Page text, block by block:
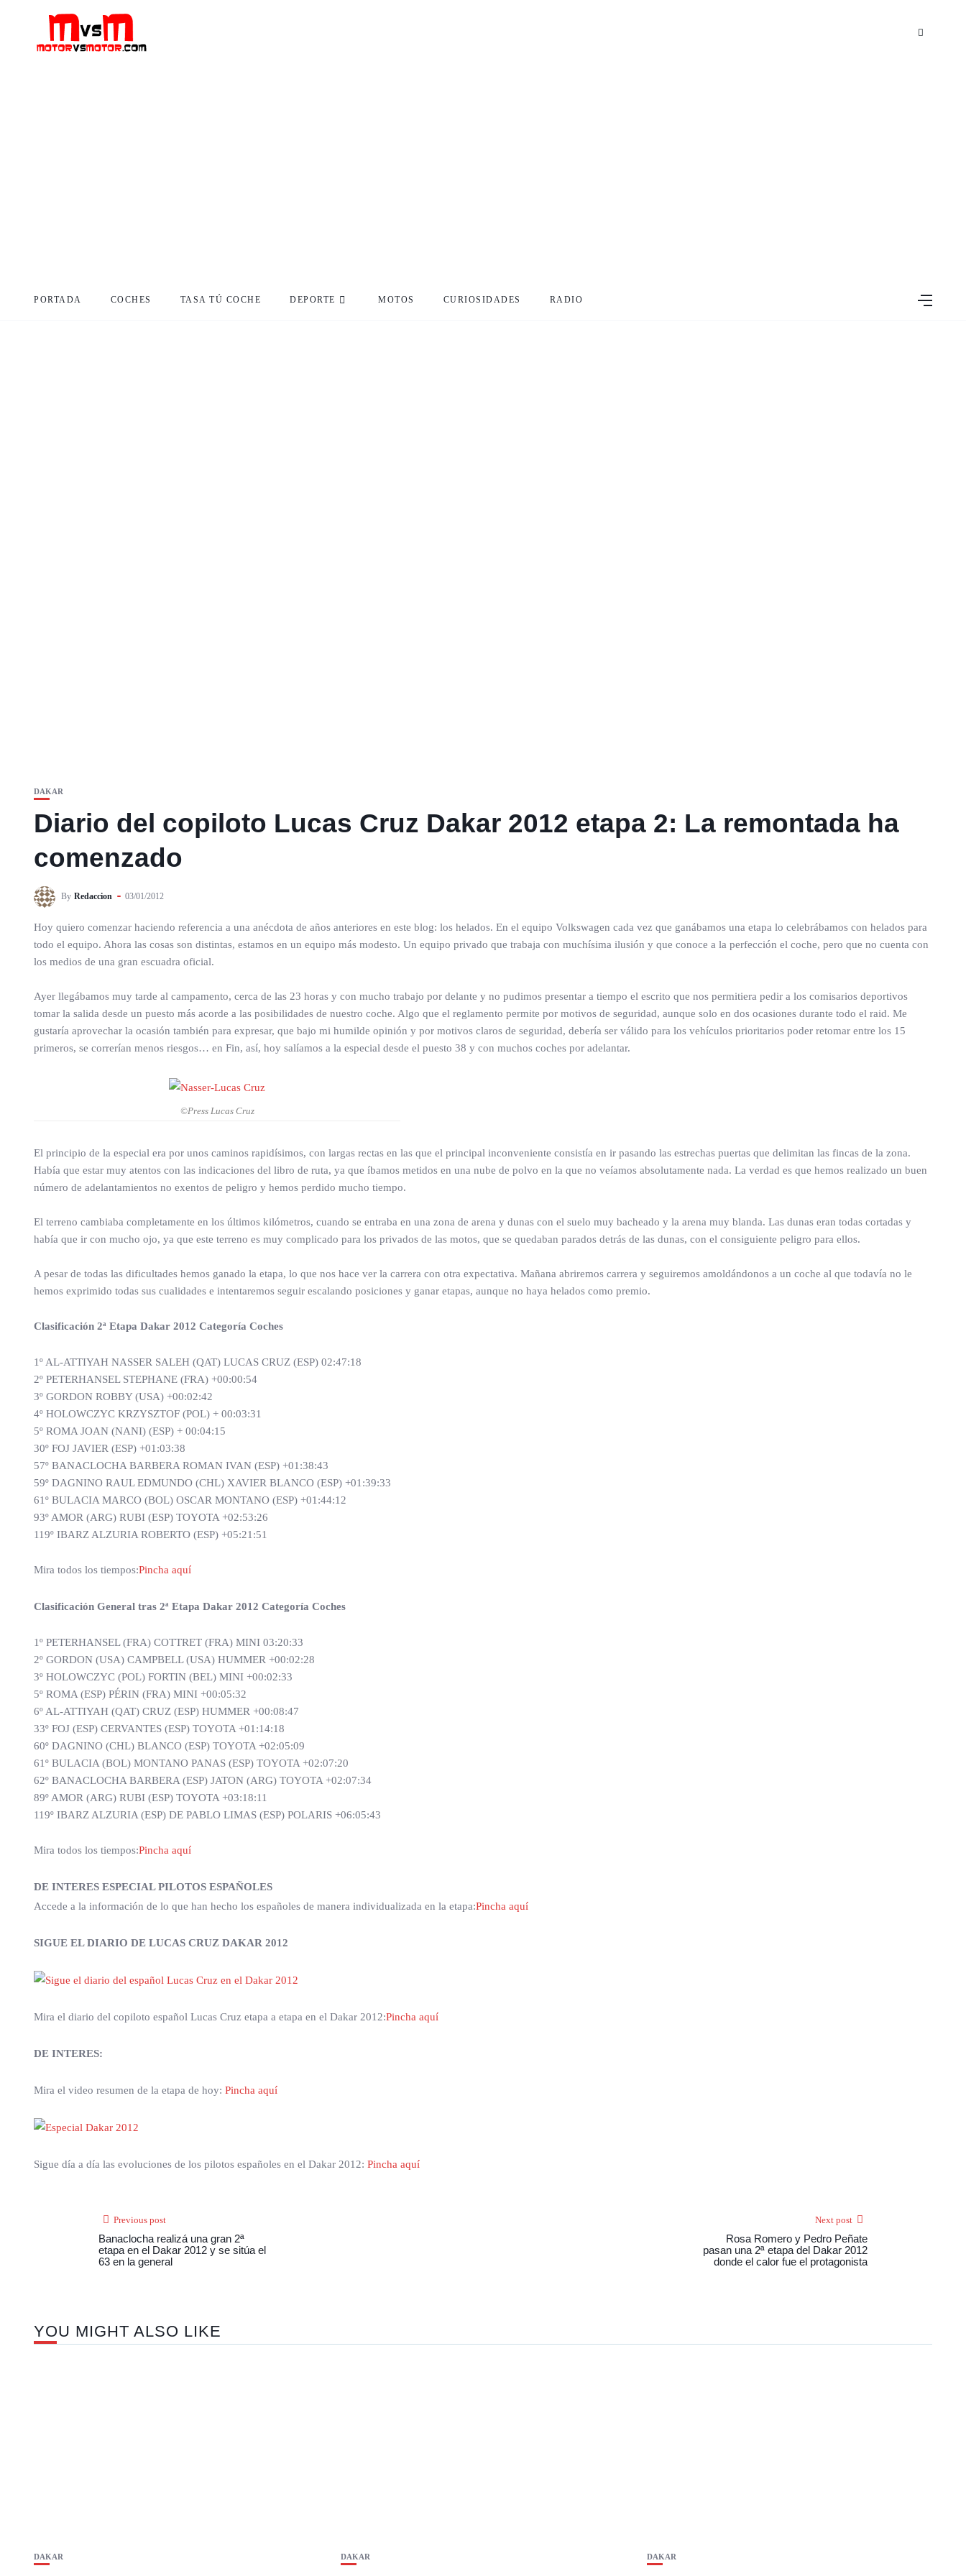
PORTADA COCHES TASA TÚ COCHE DEPORTE MOTOS CURIOSIDADES RADIO
DAKAR
Diario del copiloto Lucas Cruz Dakar 2012 etapa 2: La remontada ha
comenzado
By Redaccion 03/01/2012
Hoy quiero comenzar haciendo referencia a una anécdota de años anteriores en este blog: los helados. En el equipo Volkswagen cada vez que ganábamos una etapa lo celebrábamos con helados para
todo el equipo. Ahora las cosas son distintas, estamos en un equipo más modesto. Un equipo privado que trabaja con muchísima ilusión y que conoce a la perfección el coche, pero que no cuenta con
los medios de una gran escuadra oficial.
Ayer llegábamos muy tarde al campamento, cerca de las 23 horas y con mucho trabajo por delante y no pudimos presentar a tiempo el escrito que nos permitiera pedir a los comisarios deportivos
tomar la salida desde un puesto más acorde a las posibilidades de nuestro coche. Algo que el reglamento permite por motivos de seguridad, aunque solo en dos ocasiones durante todo el raid. Me
gustaría aprovechar la ocasión también para expresar, que bajo mi humilde opinión y por motivos claros de seguridad, debería ser válido para los vehículos prioritarios poder retomar entre los 15
primeros, se correrían menos riesgos… en Fin, así, hoy salíamos a la especial desde el puesto 38 y con muchos coches por adelantar.
©Press Lucas Cruz
El principio de la especial era por unos caminos rapidísimos, con largas rectas en las que el principal inconveniente consistía en ir pasando las estrechas puertas que delimitan las fincas de la zona.
Había que estar muy atentos con las indicaciones del libro de ruta, ya que íbamos metidos en una nube de polvo en la que no veíamos absolutamente nada. La verdad es que hemos realizado un buen
número de adelantamientos no exentos de peligro y hemos perdido mucho tiempo.
El terreno cambiaba completamente en los últimos kilómetros, cuando se entraba en una zona de arena y dunas con el suelo muy bacheado y la arena muy blanda. Las dunas eran todas cortadas y
había que ir con mucho ojo, ya que este terreno es muy complicado para los privados de las motos, que se quedaban parados detrás de las dunas, con el consiguiente peligro para ellos.
A pesar de todas las dificultades hemos ganado la etapa, lo que nos hace ver la carrera con otra expectativa. Mañana abriremos carrera y seguiremos amoldándonos a un coche al que todavía no le
hemos exprimido todas sus cualidades e intentaremos seguir escalando posiciones y ganar etapas, aunque no haya helados como premio.
Clasificación 2ª Etapa Dakar 2012 Categoría Coches
1º AL-ATTIYAH NASSER SALEH (QAT) LUCAS CRUZ (ESP) 02:47:18
2º PETERHANSEL STEPHANE (FRA) +00:00:54
3º GORDON ROBBY (USA) +00:02:42
4º HOLOWCZYC KRZYSZTOF (POL) + 00:03:31
5º ROMA JOAN (NANI) (ESP) + 00:04:15
30º FOJ JAVIER (ESP) +01:03:38
57º BANACLOCHA BARBERA ROMAN IVAN (ESP) +01:38:43
59º DAGNINO RAUL EDMUNDO (CHL) XAVIER BLANCO (ESP) +01:39:33
61º BULACIA MARCO (BOL) OSCAR MONTANO (ESP) +01:44:12
93º AMOR (ARG) RUBI (ESP) TOYOTA +02:53:26
119º IBARZ ALZURIA ROBERTO (ESP) +05:21:51
Mira todos los tiempos:Pincha aquí
Clasificación General tras 2ª Etapa Dakar 2012 Categoría Coches
1º PETERHANSEL (FRA) COTTRET (FRA) MINI 03:20:33
2º GORDON (USA) CAMPBELL (USA) HUMMER +00:02:28
3º HOLOWCZYC (POL) FORTIN (BEL) MINI +00:02:33
5º ROMA (ESP) PÉRIN (FRA) MINI +00:05:32
6º AL-ATTIYAH (QAT) CRUZ (ESP) HUMMER +00:08:47
33º FOJ (ESP) CERVANTES (ESP) TOYOTA +01:14:18
60º DAGNINO (CHL) BLANCO (ESP) TOYOTA +02:05:09
61º BULACIA (BOL) MONTANO PANAS (ESP) TOYOTA +02:07:20
62º BANACLOCHA BARBERA (ESP) JATON (ARG) TOYOTA +02:07:34
89º AMOR (ARG) RUBI (ESP) TOYOTA +03:18:11
119º IBARZ ALZURIA (ESP) DE PABLO LIMAS (ESP) POLARIS +06:05:43
Mira todos los tiempos:Pincha aquí
DE INTERES ESPECIAL PILOTOS ESPAÑOLES
Accede a la información de lo que han hecho los españoles de manera individualizada en la etapa:Pincha aquí
SIGUE EL DIARIO DE LUCAS CRUZ DAKAR 2012
Mira el diario del copiloto español Lucas Cruz etapa a etapa en el Dakar 2012:Pincha aquí
DE INTERES:
Mira el video resumen de la etapa de hoy: Pincha aquí
Sigue día a día las evoluciones de los pilotos españoles en el Dakar 2012: Pincha aquí
Previous post
Banaclocha realizá una gran 2ª
etapa en el Dakar 2012 y se sitúa el
63 en la general
Next post
Rosa Romero y Pedro Peñate
pasan una 2ª etapa del Dakar 2012
donde el calor fue el protagonista
YOU MIGHT ALSO LIKE
DAKAR DAKAR DAKAR